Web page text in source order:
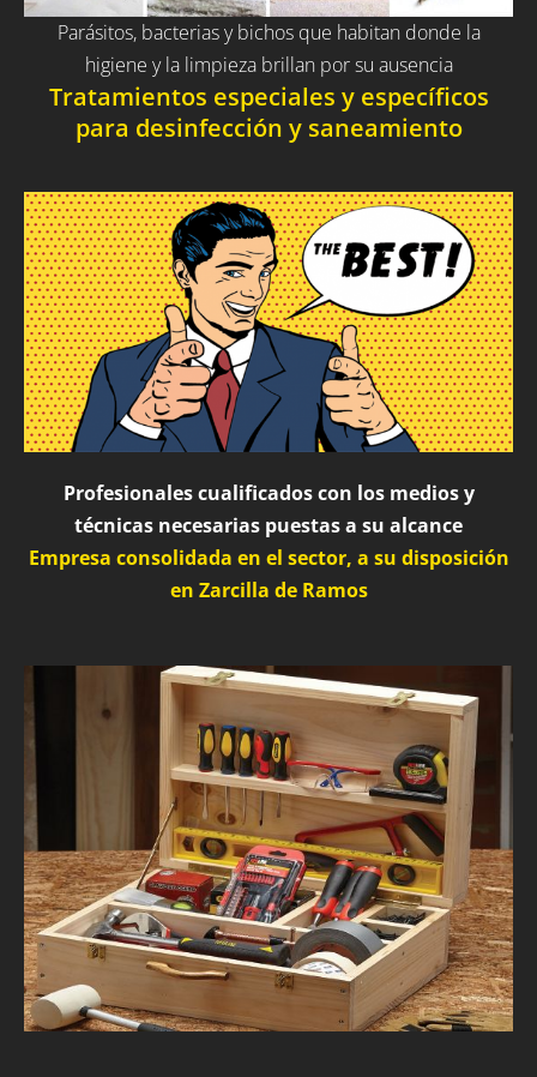
Parásitos, bacterias y bichos que habitan donde la
higiene y la limpieza brillan por su ausencia
Tratamientos especiales y específicos
para desinfección y saneamiento
Profesionales cualificados con los medios y
técnicas necesarias puestas a su alcance
Empresa consolidada en el sector, a su disposición
en Zarcilla de Ramos